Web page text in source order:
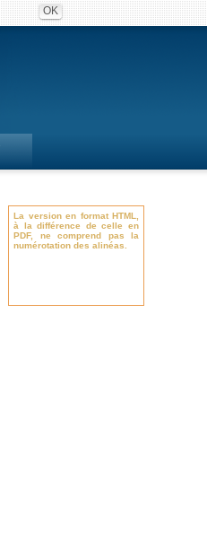
La version en format HTML,
à la différence de celle en
PDF, ne comprend pas la
numérotation des alinéas.